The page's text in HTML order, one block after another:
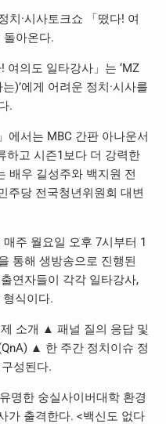
치·시사토크쇼 「떴다! 여
돌아온다.
여의도 일타강사」는 ‘MZ
)’에게 어려운 정치·시사를
.
에서는 MBC 간판 아나운서
하고 시즌1보다 더 강력한
배우 길성주와 백지원 전
주당 전국청년위원회 대변
주 월요일 오후 7시부터 1
통해 생방송으로 진행된
연자들이 각각 일타강사,
식이다.
소개 ▲ 패널 질의 응답 및
▲ 한 주간 정치이슈 정
성된다.
명한 숭실사이버대학 환경
가 출격한다. <백신도 없다